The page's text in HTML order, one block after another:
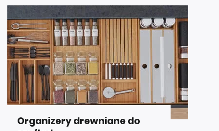
Organizery drewniane do